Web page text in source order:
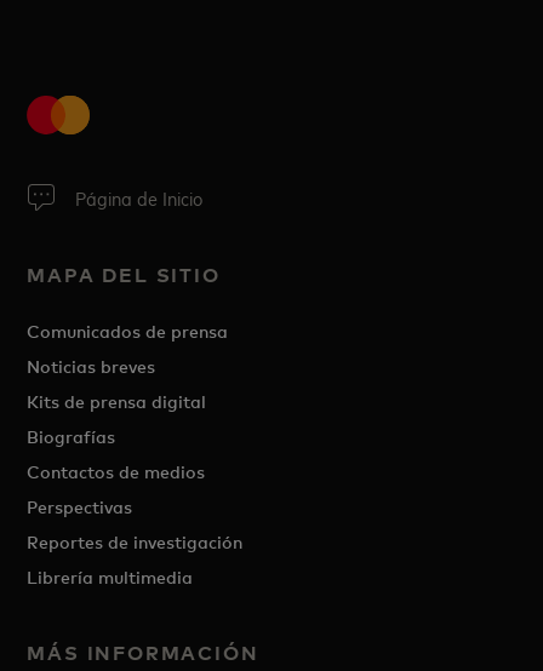
Página de Inicio
MAPA DEL SITIO
Comunicados de prensa
Noticias breves
Kits de prensa digital
Biografías
Contactos de medios
Perspectivas
Reportes de investigación
Librería multimedia
MÁS INFORMACIÓN